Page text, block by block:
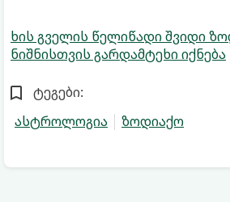
ხის გველის წელიწადი შვიდი
ნიშნისთვის გარდამტეხი იქნება
ტეგები:
ასტროლოგია
ზოდიაქო